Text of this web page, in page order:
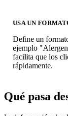
USA UN
Define un
ejemplo
facilita que los
rápidamente.
Qué pasa